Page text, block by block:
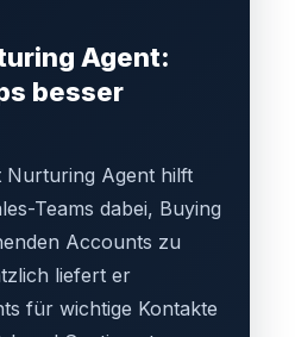
Agent:
besser
Agent hilft
Teams dabei, Buying
Accounts zu
liefert er
für wichtige Kontakte